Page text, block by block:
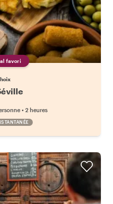
favori
• 2 heures